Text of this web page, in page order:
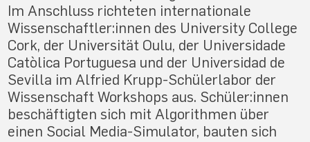
Im Anschluss richteten internationale
Wissenschaftler:innen des University College
Cork, der Universität Oulu, der Universidade
Catòlica Portuguesa und der Universidad de
Sevilla im Alfried Krupp-Schülerlabor der
Wissenschaft Workshops aus. Schüler:innen
beschäftigten sich mit Algorithmen über
einen Social Media-Simulator, bauten sich